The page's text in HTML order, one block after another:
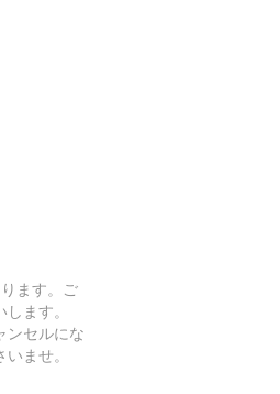
ます。ご
ます。
ンセルにな
ませ。